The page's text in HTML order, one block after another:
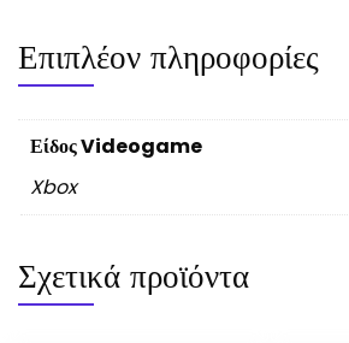
Επιπλέον πληροφορίες
Είδος Videogame
Xbox
Σχετικά προϊόντα